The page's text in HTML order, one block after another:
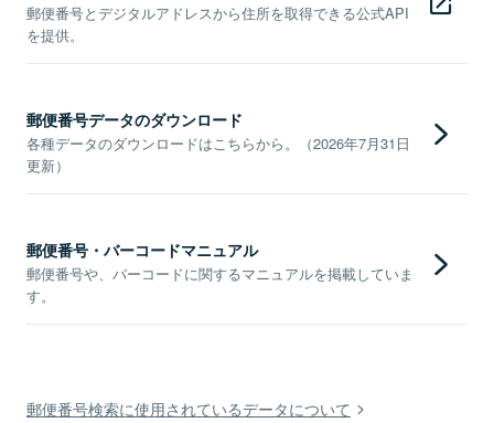
郵便番号とデジタルアドレスから住所を取得できる公式API
を提供。
郵便番号データのダウンロード
各種データのダウンロードはこちらから。（2026年7月31日
更新）
郵便番号・バーコードマニュアル
郵便番号や、バーコードに関するマニュアルを掲載していま
す。
郵便番号検索に使用されているデータについて